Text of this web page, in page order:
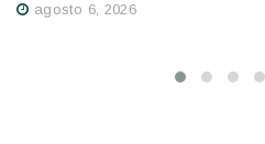
agosto 6, 2026